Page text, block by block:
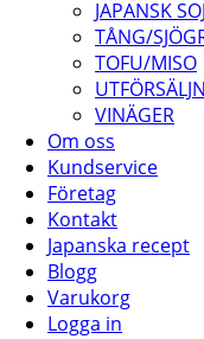
JAPANSK
TÅNG/
TOFU/MISO
VINÄGER
Om oss
Kundservice
Företag
Kontakt
Japanska recept
Blogg
Varukorg
Logga in